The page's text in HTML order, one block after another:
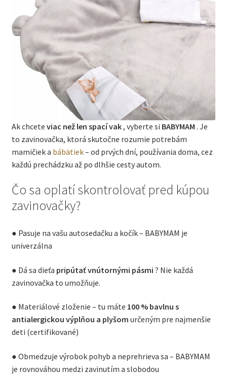
Ak chcete viac než len spací vak, vyberte si BABYMAM . Je
to zavinovačka, ktorá skutočne rozumie potrebám
mamičiek a bábätiek– od prvých dní, používania doma, cez
každú prechádzku až po dlhšie cesty autom.
Čo sa oplatí skontrolovať pred kúpou
zavinovačky?
● Pasuje na vašu autosedačku a kočík – BABYMAM je
univerzálna
● Dá sa dieťa pripútať vnútornými pásmi ? Nie každá
zavinovačka to umožňuje.
● Materiálové zloženie – tu máte 100 % bavlnu s
antialergickou výplňou a plyšom určeným pre najmenšie
deti (certifikované)
● Obmedzuje výrobok pohyb a neprehrieva sa – BABYMAM
je rovnováhou medzi zavinutím a slobodou